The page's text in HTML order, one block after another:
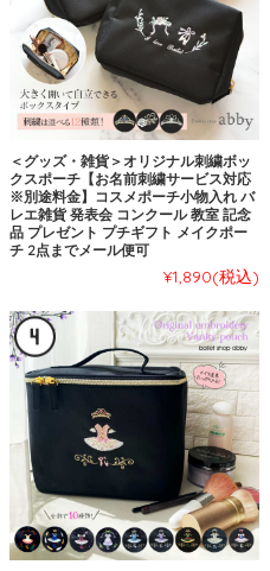
＜グッズ・雑貨＞オリジナル刺繍ボッ
クスポーチ【お名前刺繍サービス対応
※別途料金】コスメポーチ小物入れ バ
レエ雑貨 発表会 コンクール 教室 記念
品 プレゼント プチギフト メイクポー
チ 2点までメール便可
¥1,890(税込)